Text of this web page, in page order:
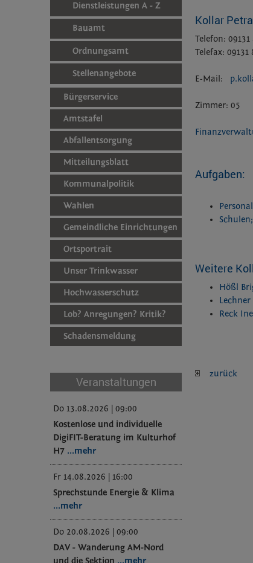
Dienstleistungen A - Z
Bauamt
Ordnungsamt
Stellenangebote
Bürgerservice
Amtstafel
Abfallentsorgung
Mitteilungsblatt
Kommunalpolitik
Wahlen
Gemeindliche Einrichtungen
Ortsportrait
Unser Trinkwasser
Hochwasserschutz
Lob? Anregungen? Kritik?
Schadensmeldung
Veranstaltungen
Do 13.08.2026 | 09:00
Kostenlose und individuelle
DigiFIT-Beratung im Kulturhof
H7 ...mehr
Fr 14.08.2026 | 16:00
Sprechstunde Energie & Klima
...mehr
Do 20.08.2026 | 09:00
DAV - Wanderung AM-Nord
und die Sektion ...mehr
Kollar Petra
Telefon:
Telefax: 09131
E-Mail:
Zimmer: 05
Aufgaben:
Weitere
Hößl
Lechner
Reck
zurück